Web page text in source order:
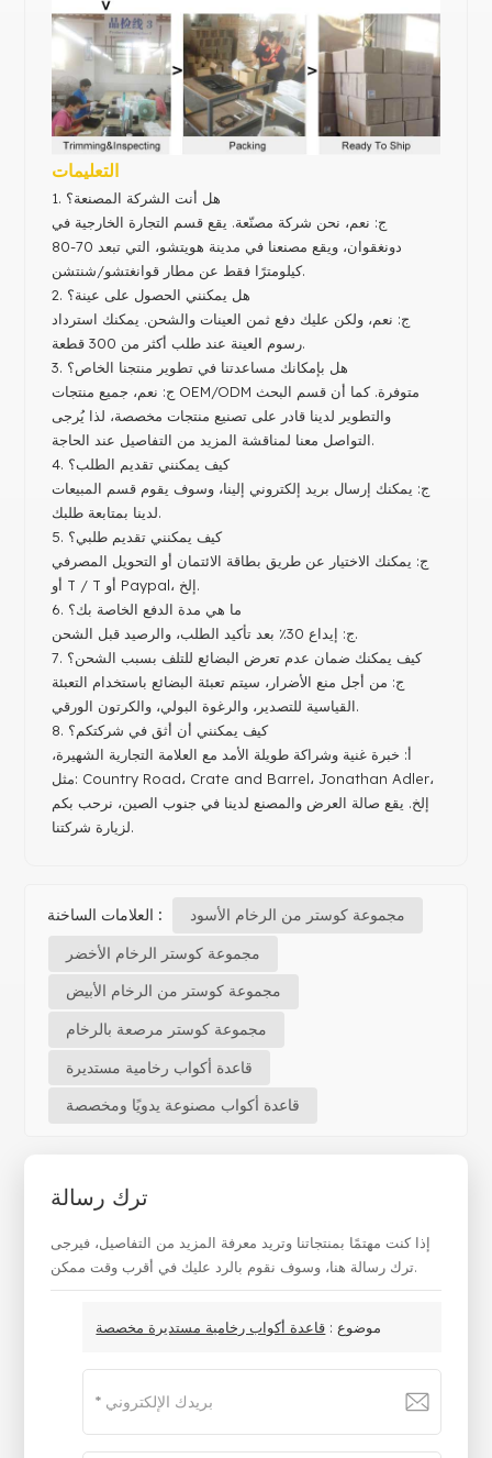
التعليمات
1. هل أنت الشركة المصنعة؟
ج: نعم، نحن شركة مصنّعة. يقع قسم التجارة الخارجية في
دونغقوان، ويقع مصنعنا في مدينة هويتشو، التي تبعد 70-80
كيلومترًا فقط عن مطار قوانغتشو/شنتشن.
2. هل يمكنني الحصول على عينة؟
ج: نعم، ولكن عليك دفع ثمن العينات والشحن. يمكنك استرداد
رسوم العينة عند طلب أكثر من 300 قطعة.
3. هل بإمكانك مساعدتنا في تطوير منتجنا الخاص؟
ج: نعم، جميع منتجات OEM/ODM متوفرة. كما أن قسم البحث
والتطوير لدينا قادر على تصنيع منتجات مخصصة، لذا يُرجى
التواصل معنا لمناقشة المزيد من التفاصيل عند الحاجة.
4. كيف يمكنني تقديم الطلب؟
ج: يمكنك إرسال بريد إلكتروني إلينا، وسوف يقوم قسم المبيعات
لدينا بمتابعة طلبك.
5. كيف يمكنني تقديم طلبي؟
ج: يمكنك الاختيار عن طريق بطاقة الائتمان أو التحويل المصرفي
أو T / T أو Paypal، إلخ.
6. ما هي مدة الدفع الخاصة بك؟
ج: إيداع 30٪ بعد تأكيد الطلب، والرصيد قبل الشحن.
7. كيف يمكنك ضمان عدم تعرض البضائع للتلف بسبب الشحن؟
ج: من أجل منع الأضرار، سيتم تعبئة البضائع باستخدام التعبئة
القياسية للتصدير، والرغوة البولي، والكرتون الورقي.
8. كيف يمكنني أن أثق في شركتكم؟
أ: خبرة غنية وشراكة طويلة الأمد مع العلامة التجارية الشهيرة،
مثل: Country Road، Crate and Barrel، Jonathan Adler،
إلخ. يقع صالة العرض والمصنع لدينا في جنوب الصين، نرحب بكم
لزيارة شركتنا.
العلامات الساخنة :
مجموعة كوستر من الرخام الأسود
مجموعة كوستر الرخام الأخضر
مجموعة كوستر من الرخام الأبيض
مجموعة كوستر مرصعة بالرخام
قاعدة أكواب رخامية مستديرة
قاعدة أكواب مصنوعة يدويًا ومخصصة
ترك رسالة
إذا كنت مهتمًا بمنتجاتنا وتريد معرفة المزيد من التفاصيل، فيرجى
ترك رسالة هنا، وسوف نقوم بالرد عليك في أقرب وقت ممكن.
موضوع : قاعدة أكواب رخامية مستديرة مخصصة